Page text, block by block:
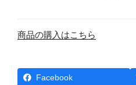
商品の購入はこちら
Facebook